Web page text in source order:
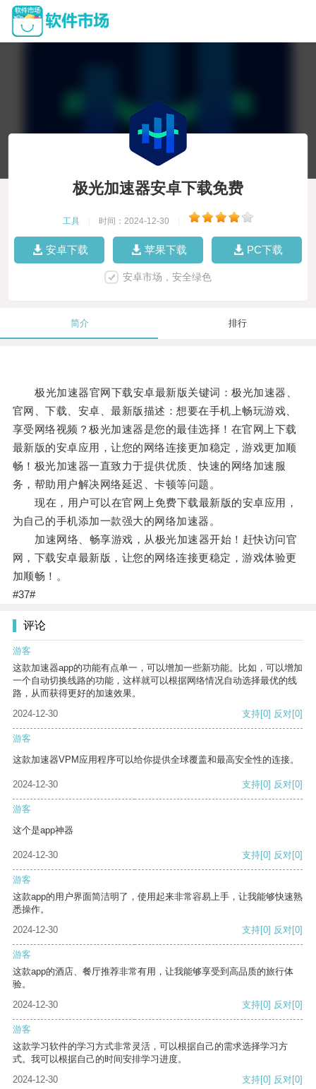
极光加速器安卓下载免费
工具 时间：2024-12-30
安卓下载 苹果下载 PC下载
安卓市场，安全绿色
简介 排行
极光加速器官网下载安卓最新版关键词：极光加速器、
官网、下载、安卓、最新版描述：想要在手机上畅玩游戏、
享受网络视频？极光加速器是您的最佳选择！在官网上下载
最新版的安卓应用，让您的网络连接更加稳定，游戏更加顺
畅！极光加速器一直致力于提供优质、快速的网络加速服
务，帮助用户解决网络延迟、卡顿等问题。
现在，用户可以在官网上免费下载最新版的安卓应用，
为自己的手机添加一款强大的网络加速器。
加速网络、畅享游戏，从极光加速器开始！赶快访问官
网，下载安卓最新版，让您的网络连接更稳定，游戏体验更
加顺畅！。
#37#
评论
游客
这款加速器app的功能有点单一，可以增加一些新功能。比如，可以增加
一个自动切换线路的功能，这样就可以根据网络情况自动选择最优的线
路，从而获得更好的加速效果。
2024-12-30
支持[0] 反对[0]
游客
这款加速器VPM应用程序可以给你提供全球覆盖和最高安全性的连接。
2024-12-30 支持[0] 反对[0]
游客
这个是app神器
2024-12-30 支持[0] 反对[0]
游客
这款app的用户界面简洁明了，使用起来非常容易上手，让我能够快速熟
悉操作。
2024-12-30
支持[0] 反对[0]
游客
这款app的酒店、餐厅推荐非常有用，让我能够享受到高品质的旅行体
验。
2024-12-30
支持[0] 反对[0]
游客
这款学习软件的学习方式非常灵活，可以根据自己的需求选择学习方
式。我可以根据自己的时间安排学习进度。
2024-12-30
支持[0] 反对[0]